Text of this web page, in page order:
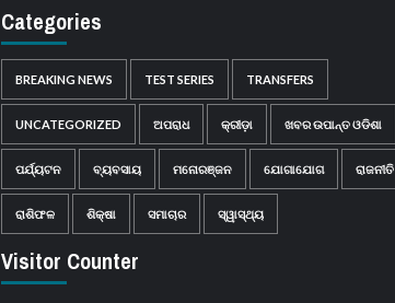
Categories
BREAKING NEWS TEST SERIES TRANSFERS
UNCATEGORIZED ଅପରାଧ କ୍ରୀଡ଼ା ଖବର ଉପାନ୍ତ ଓଡିଶା
ପର୍ଯ୍ୟଟନ ବ୍ୟବସାୟ ମନୋରଞ୍ଜନ ଯୋଗାଯୋଗ ରାଜନୀତି
ରାଶିଫଳ ଶିକ୍ଷା ସମାଚାର ସ୍ୱାସ୍ଥ୍ୟ
Visitor Counter